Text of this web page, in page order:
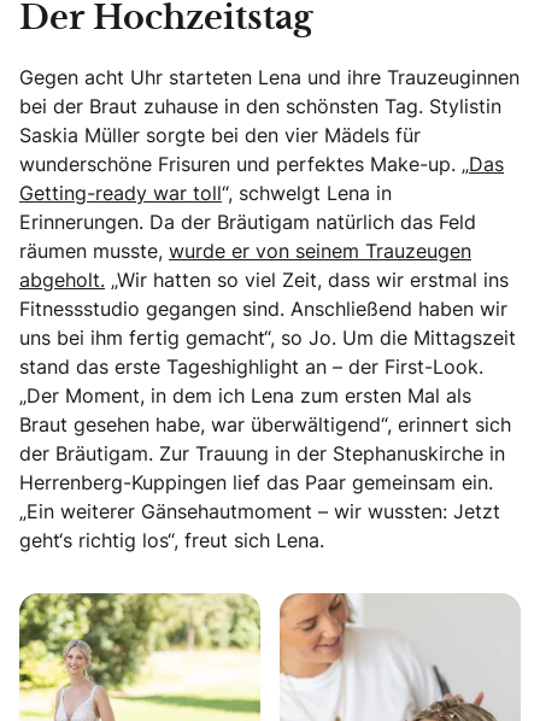
Der Hochzeitstag
Gegen acht Uhr starteten Lena und ihre Trauzeuginnen
bei der Braut zuhause in den schönsten Tag. Stylistin
Saskia Müller sorgte bei den vier Mädels für
wunderschöne Frisuren und perfektes Make-up. „Das
Getting-ready war toll“, schwelgt Lena in
Erinnerungen. Da der Bräutigam natürlich das Feld
räumen musste, wurde er von seinem Trauzeugen
abgeholt. „Wir hatten so viel Zeit, dass wir erstmal ins
Fitnessstudio gegangen sind. Anschließend haben wir
uns bei ihm fertig gemacht“, so Jo. Um die Mittagszeit
stand das erste Tageshighlight an – der First-Look.
„Der Moment, in dem ich Lena zum ersten Mal als
Braut gesehen habe, war überwältigend“, erinnert sich
der Bräutigam. Zur Trauung in der Stephanuskirche in
Herrenberg-Kuppingen lief das Paar gemeinsam ein.
„Ein weiterer Gänsehautmoment – wir wussten: Jetzt
geht‘s richtig los“, freut sich Lena.